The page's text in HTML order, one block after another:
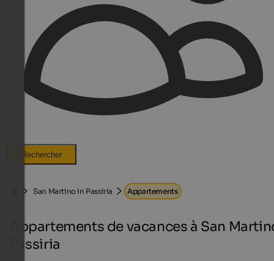
Rechercher
San Martino in Passiria Appartements
Appartements de vacances à San
Passiria